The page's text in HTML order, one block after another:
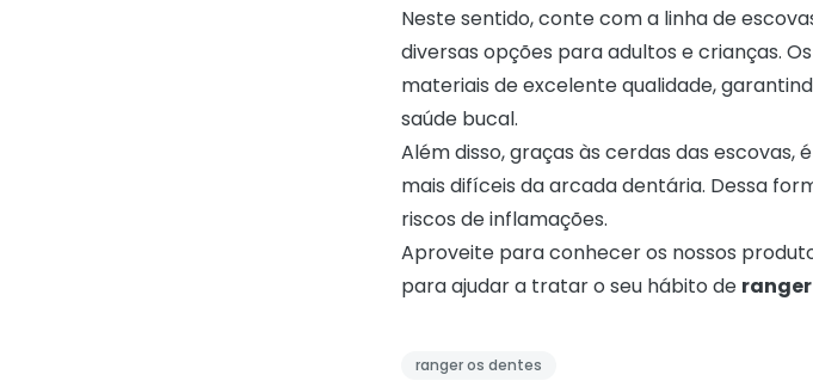
Neste sentido, conte com a linha de
diversas opções para adultos e crianças.
materiais de excelente qualidade,
saúde bucal.
Além disso, graças às cerdas das
mais difíceis da arcada dentária. Dessa
riscos de inflamações.
Aproveite para conhecer os nossos
para ajudar a tratar o seu hábito de
ranger os dentes